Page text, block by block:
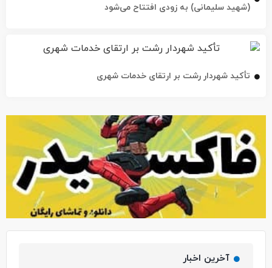
تأکید شهردار رشت بر ارتقای خدمات شهری
آخرین اخبار